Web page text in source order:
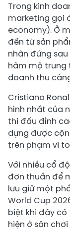
Trong kinh
marketing gọi
economy). Ở
đến từ sản
nhân đứng
hâm mộ trung
doanh thu
Cristiano
hình nhất của
thi đấu đỉnh
dựng được
trên phạm vi
Với nhiều cổ
đơn thuần để
lưu giữ một
World Cup
biệt khi đây có
hiện ở sân